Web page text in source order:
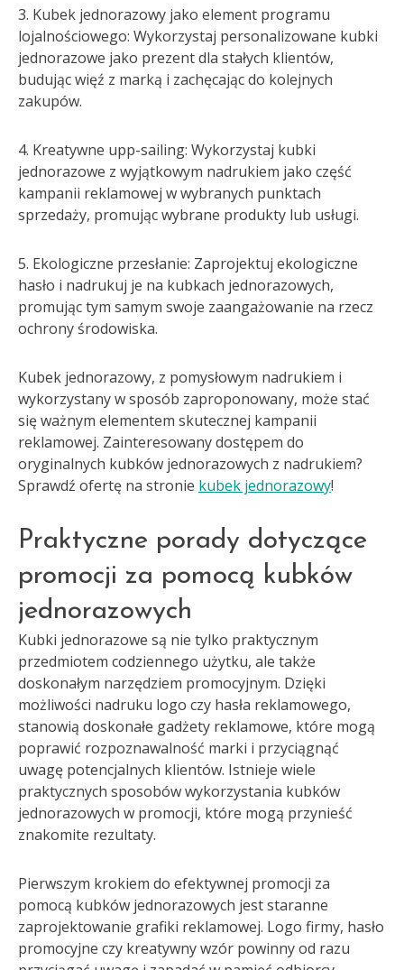
3. Kubek jednorazowy jako element programu
lojalnościowego: Wykorzystaj personalizowane kubki
jednorazowe jako prezent dla stałych klientów,
budując więź z marką i zachęcając do kolejnych
zakupów.
4. Kreatywne upp-sailing: Wykorzystaj kubki
jednorazowe z wyjątkowym nadrukiem jako część
kampanii reklamowej w wybranych punktach
sprzedaży, promując wybrane produkty lub usługi.
5. Ekologiczne przesłanie: Zaprojektuj ekologiczne
hasło i nadrukuj je na kubkach jednorazowych,
promując tym samym swoje zaangażowanie na rzecz
ochrony środowiska.
Kubek jednorazowy, z pomysłowym nadrukiem i
wykorzystany w sposób zaproponowany, może stać
się ważnym elementem skutecznej kampanii
reklamowej. Zainteresowany dostępem do
oryginalnych kubków jednorazowych z nadrukiem?
Sprawdź ofertę na stronie kubek jednorazowy!
Praktyczne porady dotyczące
promocji za pomocą kubków
jednorazowych
Kubki jednorazowe są nie tylko praktycznym
przedmiotem codziennego użytku, ale także
doskonałym narzędziem promocyjnym. Dzięki
możliwości nadruku logo czy hasła reklamowego,
stanowią doskonałe gadżety reklamowe, które mogą
poprawić rozpoznawalność marki i przyciągnąć
uwagę potencjalnych klientów. Istnieje wiele
praktycznych sposobów wykorzystania kubków
jednorazowych w promocji, które mogą przynieść
znakomite rezultaty.
Pierwszym krokiem do efektywnej promocji za
pomocą kubków jednorazowych jest staranne
zaprojektowanie grafiki reklamowej. Logo firmy, hasło
promocyjne czy kreatywny wzór powinny od razu